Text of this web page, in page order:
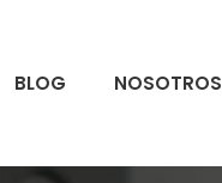
BLOG NOSOTROS